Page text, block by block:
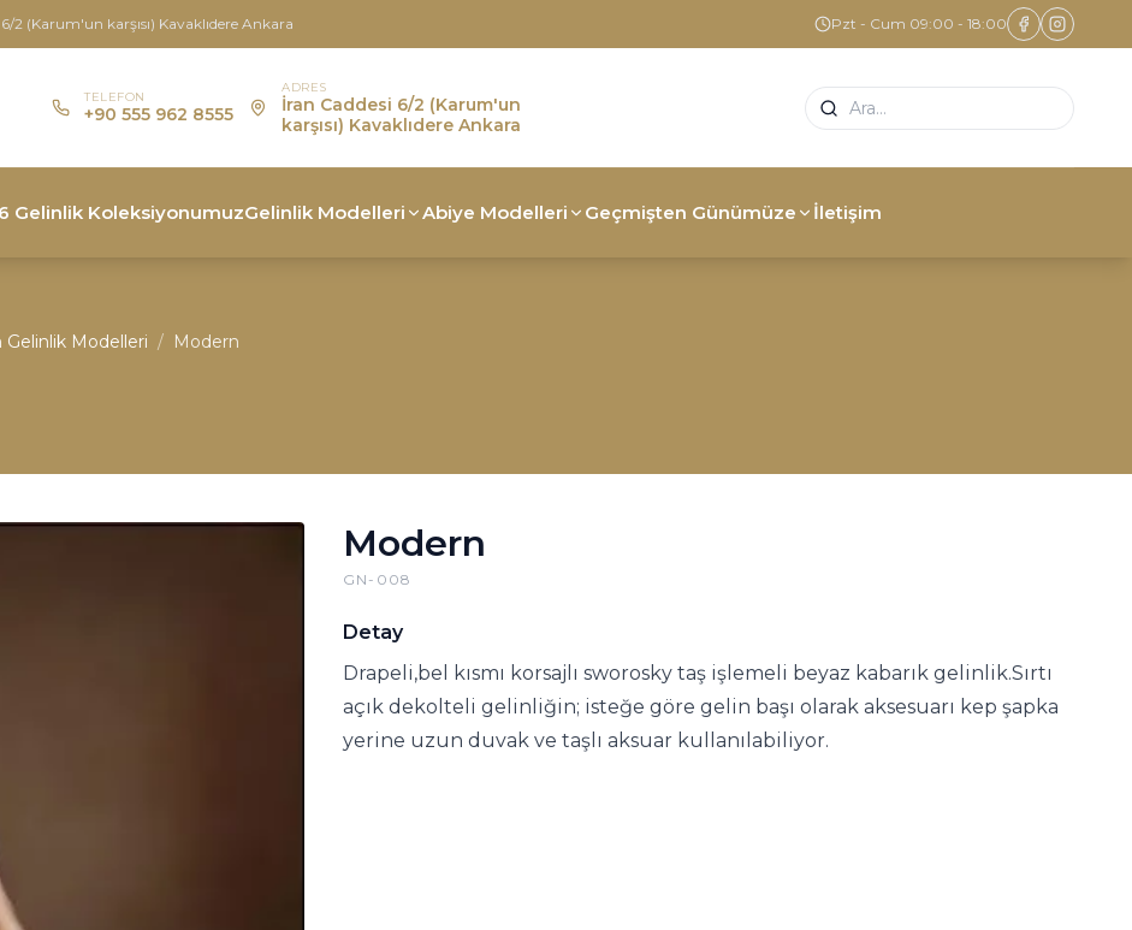
2 (Karum'un karşısı) Kavaklıdere Ankara Pzt - Cum 09:00 - 18:00
TELEFON
+90 555 962 8555
ADRES
İran Caddesi 6/2 (Karum'un
karşısı) Kavaklıdere Ankara
Gelinlik KoleksiyonumuzGelinlik Modelleri Abiye Modelleri Geçmişten Günümüze İletişim
Gelinlik Modelleri / Modern
Modern
GN-008
Detay
Drapeli,bel kısmı korsajlı sworosky taş işlemeli beyaz kabarık gelinlik.Sırtı
açık dekolteli gelinliğin; isteğe göre gelin başı olarak aksesuarı kep şapka
yerine uzun duvak ve taşlı aksuar kullanılabiliyor.